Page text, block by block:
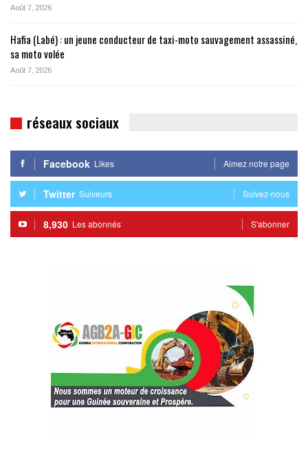
Août 7, 2026
Hafia (Labé) : un jeune conducteur de taxi-moto sauvagement assassiné,
sa moto volée
Août 7, 2026
réseaux sociaux
Facebook Likes Aimez notre page
Twitter Suiveurs Suivez-nous
8,930 Les abonnés S'abonner